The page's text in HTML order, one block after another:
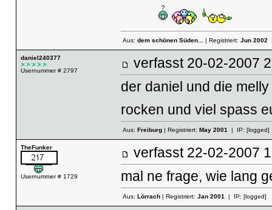
Aus: dem schönen Süden... | Registriert: Jun 2002
daniel240377
Usernummer # 2797
verfasst 20-02-
der daniel und die
rocken und viel spass
Aus: Freiburg| Registriert: May 2001| IP: [logged]
TheFunker
Usernummer # 1729
verfasst 22-02-
mal ne frage, wie lang
Aus: Lörrach| Registriert: Jan 2001| IP: [logged]